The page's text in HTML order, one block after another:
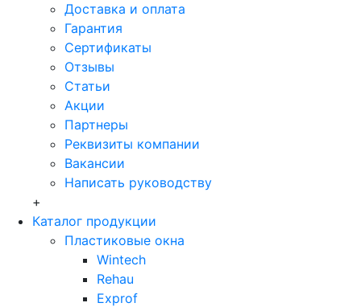
Доставка и оплата
Гарантия
Сертификаты
Отзывы
Статьи
Акции
Партнеры
Реквизиты компании
Вакансии
Написать руководству
+
Каталог продукции
Пластиковые окна
Wintech
Rehau
Exprof